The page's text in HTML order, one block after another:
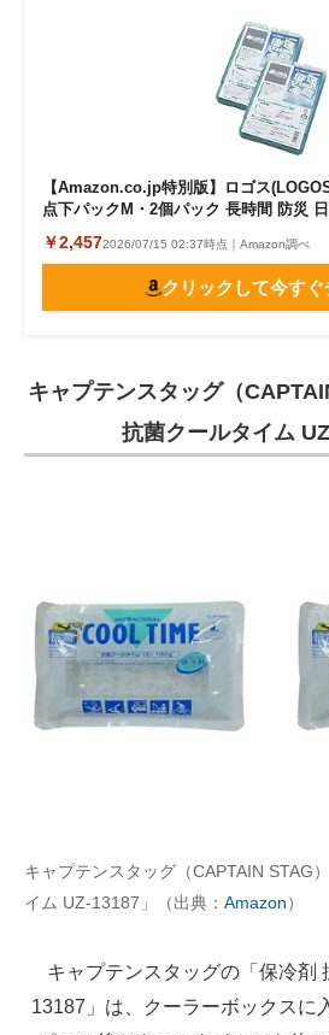
【Amazon.co.jp特別版】ロゴス
点下パックM・2個パック 長時間 防災
￥2,4572026/07/15 02:37時点｜Amazon調べ
クリックして今すぐ
キャプテンスタッグ（
抗菌クールタイム
キャプテンスタッグ（CAPTAIN STAG
イム UZ-13187」（出典： Amazon）
キャプテンスタッグの「保冷剤
13187」は、クーラーボックスに